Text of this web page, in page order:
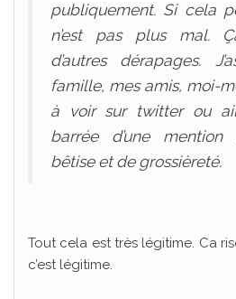
publiquement. Si cela
n’est pas plus mal.
d’autres dérapages.
famille, mes amis, moi-
à voir sur twitter ou
barrée d’une
bêtise et de grossièreté.
Tout cela est très légitime. Ca
c’est légitime.